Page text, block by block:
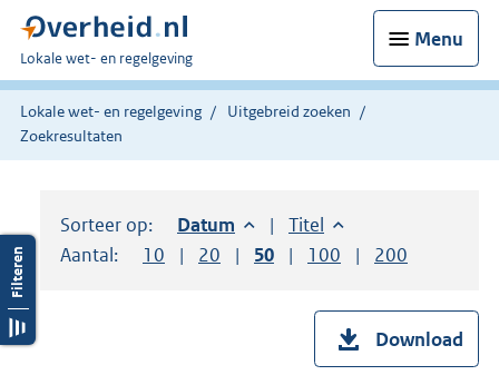
Menu
U
bent
hier:
Lokale wet- en regelgeving
Lokale wet- en regelgeving
Uitgebreid zoeken
Zoekresultaten
Sorteer op: Sorteer op:
Datum aflopendSorteer op:
Titel oplopend
Aantal:
Toon
10 resultaten per pagina
Toon
20 resultaten per pagina
Toon
50 resultaten per pagina
Toon
100 resultaten per
Toon
200
Download